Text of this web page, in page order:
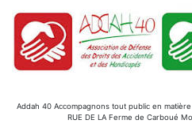
Addah 40 Accompagnons tout public en
RUE DE LA Ferme de Carboué